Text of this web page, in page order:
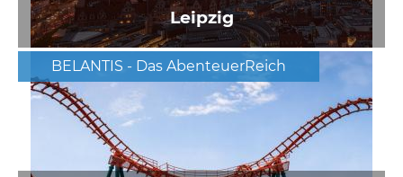
Leipzig
BELANTIS - Das AbenteuerReich